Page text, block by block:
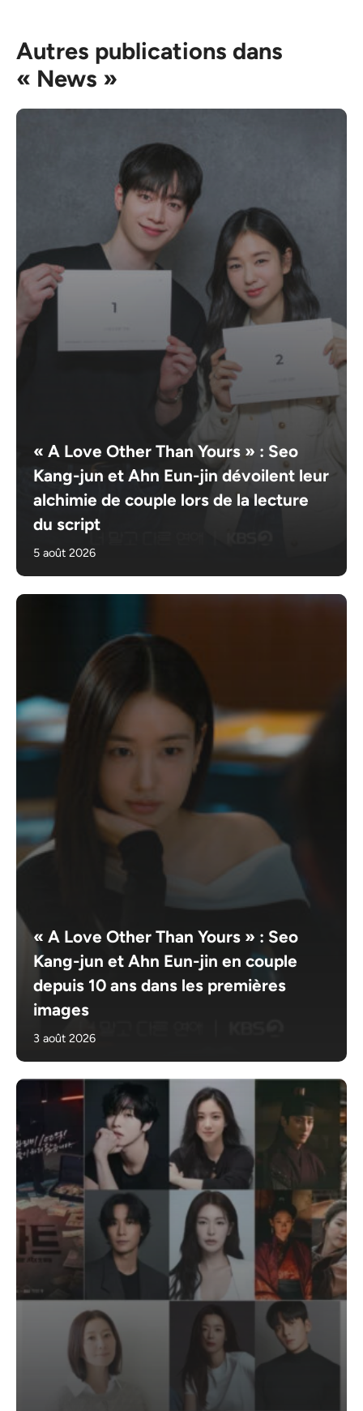
Autres publications dans
« News »
« A Love Other Than Yours » : Seo
Kang-jun et Ahn Eun-jin dévoilent leur
alchimie de couple lors de la lecture
du script
5 août 2026
« A Love Other Than Yours » : Seo
Kang-jun et Ahn Eun-jin en couple
depuis 10 ans dans les premières
images
3 août 2026